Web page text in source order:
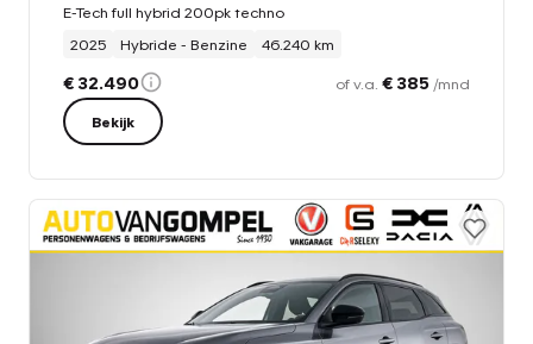
E-Tech full hybrid 200pk techno
2025
Hybride - Benzine 46.240 km
€ 32.490 of v.a. € 385 /mnd
Bekijk